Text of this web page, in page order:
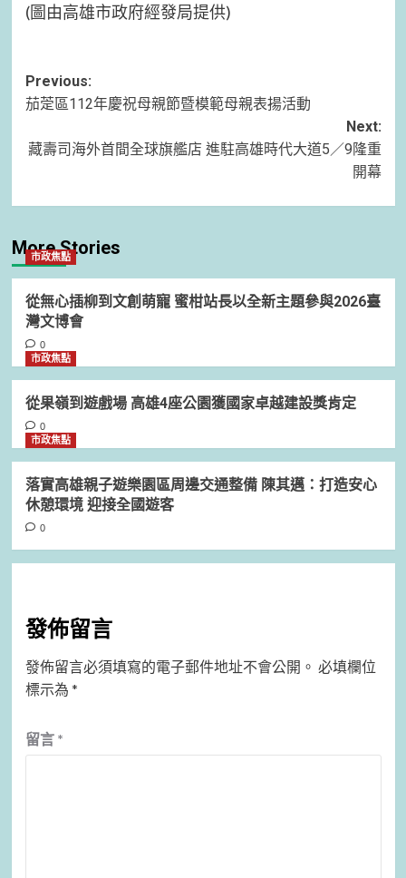
(圖由高雄市政府經發局提供)
Post
navigation
Previous:
茄萣區112年慶祝母親節暨模範母親表揚活動
Next:
藏壽司海外首間全球旗艦店 進駐高雄時代大道5／9隆重
開幕
More Stories
市政焦點
從無心插柳到文創萌寵 蜜柑站長以全新主題參與2026臺
灣文博會
0
市政焦點
從果嶺到遊戲場 高雄4座公園獲國家卓越建設獎肯定
0
市政焦點
落實高雄親子遊樂園區周邊交通整備 陳其邁：打造安心
休憩環境 迎接全國遊客
0
發佈留言
發佈留言必須填寫的電子郵件地址不會公開。 必填欄位
標示為 *
留言 *